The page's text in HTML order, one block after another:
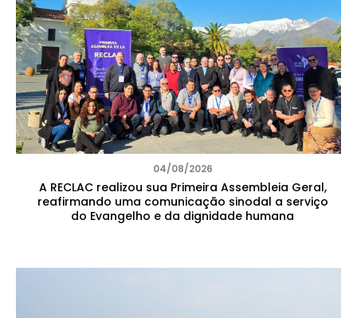
04/08/2026
A RECLAC realizou sua Primeira Assembleia Geral,
reafirmando uma comunicação sinodal a serviço
do Evangelho e da dignidade humana